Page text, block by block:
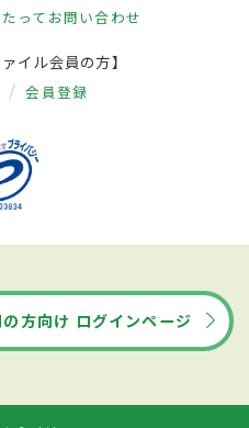
って お問い合わせ
イル会員の方】
会員登録
方向け ログインページ